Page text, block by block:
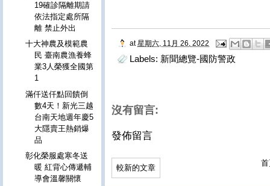
at 星期六, 11月 26, 2022
Labels: 新聞總覽-國防警政
沒有留言:
發佈留言
較新的文章
19確診隔離期請
依法指定處所隔
離 禁止外出
十大神農及模範農
民 臺南農漁養蜂
業3人榮獲全國第
1
滿仟送仟點回饋倒
數4天！新光三越
台南天地週年慶5
大隱賣王熱銷爆
品
彰化榮服處寒冬送
暖 紅背心傳遞輔
導會溫馨關懷